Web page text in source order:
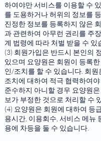
하여야만 서비스를 이용할 수
를 도용하거나 허위의 정보를
진정한 정보를 등록하지 않은
과 관련하여 아무런 권리를 주
계 법령에 따라 처벌 받을 수 있
(3) 회원가입은 반드시 본인의
있으며 요양원은 회원이 등록
인/조치를 할 수 있습니다. 회
조치에 대하여 적극 협력하여
준수하지 아니할 경우 요양원
보가 부정한 것으로 처리할 수
(4) 요양원은 회원에 대하여 등
용시간, 이용회수, 서비스 메뉴
용에 차등을 둘 수 있습니다.